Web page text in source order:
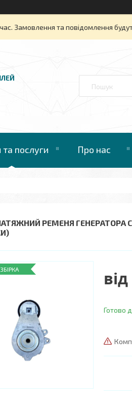
Замовлення та повідомлення
та послуги Про нас
РЕМЕНЯ ГЕНЕРАТОРА
від
Готово